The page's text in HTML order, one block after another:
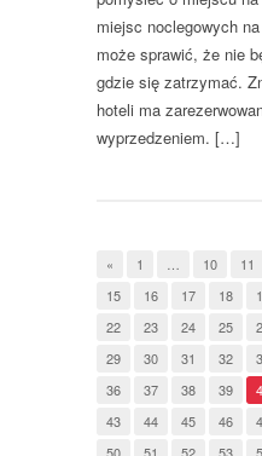
miejsc noclegowych
może sprawić, że nie
gdzie się zatrzymać.
hoteli ma
wyprzedzeniem. […]
« 1 10 11
15
16 17 18
22
23 24 25
29
30 31 32
36
37 38 39
43
44 45 46
50
51 52 53